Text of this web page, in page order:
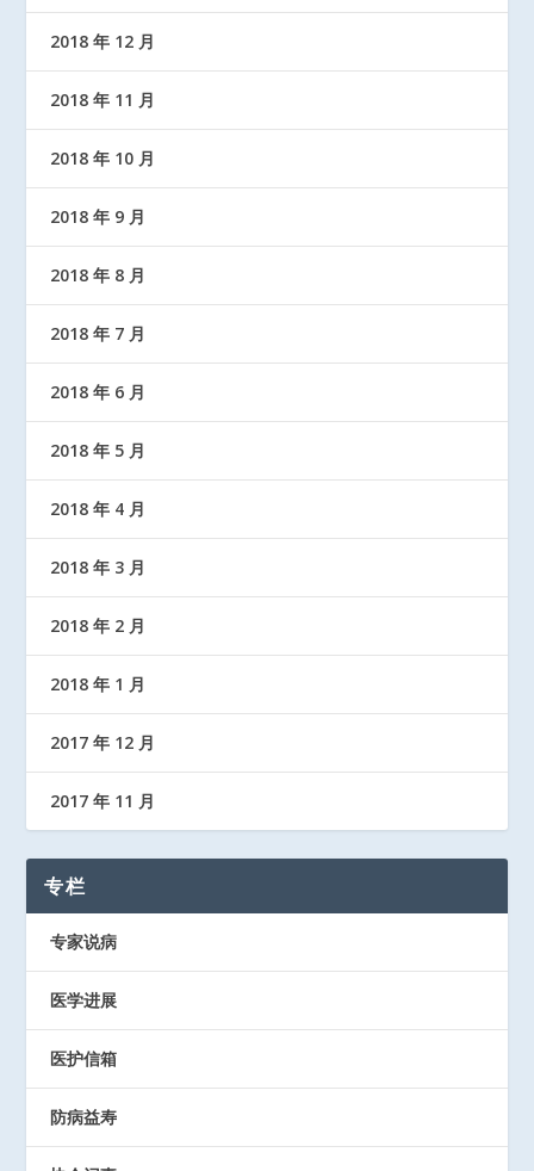
2018 年 12 月
2018 年 11 月
2018 年 10 月
2018 年 9 月
2018 年 8 月
2018 年 7 月
2018 年 6 月
2018 年 5 月
2018 年 4 月
2018 年 3 月
2018 年 2 月
2018 年 1 月
2017 年 12 月
2017 年 11 月
专栏
专家说病
医学进展
医护信箱
防病益寿